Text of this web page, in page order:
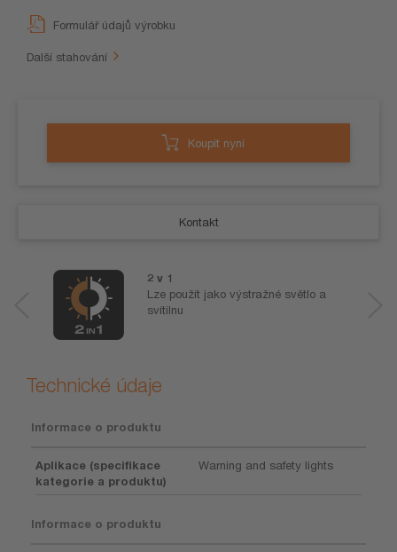
Formulář údajů výrobku
Další stahování
Koupit nyní
Kontakt
2 v 1
Lze použít jako výstražné světlo a
svítilnu
Technické údaje
Informace o produktu
Aplikace (specifikace
kategorie a produktu)
Warning and safety lights
Informace o produktu